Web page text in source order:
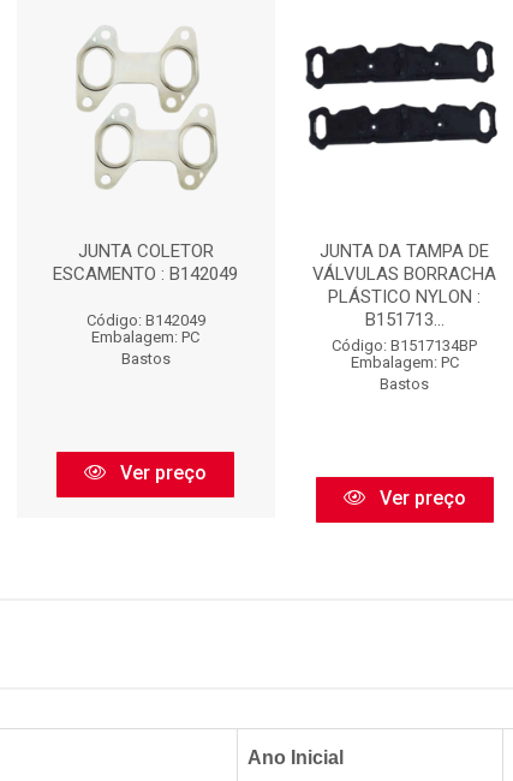
JUNTA COLETOR
ESCAMENTO : B142049
Código: B142049
Embalagem: PC
Bastos
Ver preço
JUNTA DA TAMPA DE
VÁLVULAS BORRACHA
PLÁSTICO NYLON :
B151713...
Código: B1517134BP
Embalagem: PC
Bastos
Ver preço
Ano Inicial